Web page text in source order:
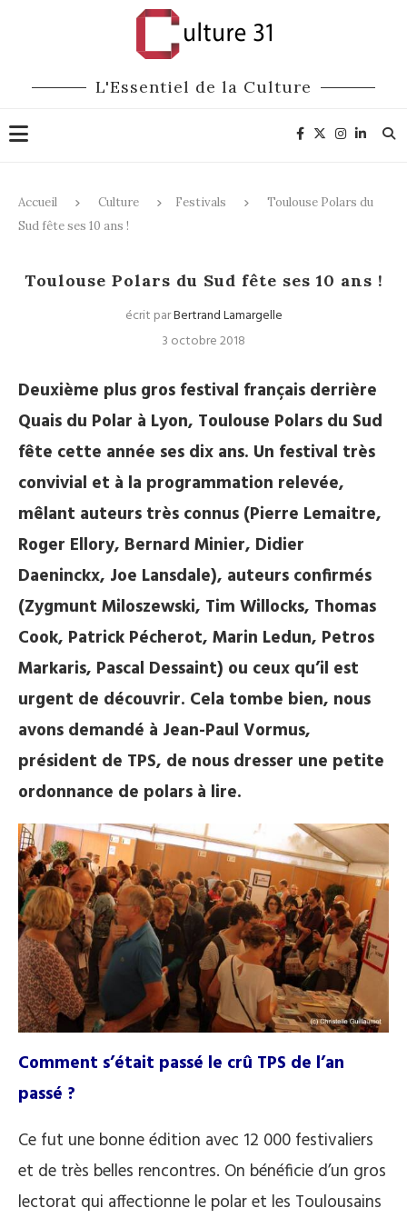
L'Essentiel de la Culture
Accueil Culture Festivals
Toulouse Polars du
Sud fête ses 10 ans !
Littérature
Toulouse Polars du Sud fête ses 10 ans !
écrit parBertrand Lamargelle
3 octobre 2018
Deuxième plus gros festival français derrière
Quais du Polar à Lyon, Toulouse Polars du Sud
fête cette année ses dix ans. Un festival très
convivial et à la programmation relevée,
mêlant auteurs très connus (Pierre Lemaitre,
Roger Ellory, Bernard Minier, Didier
Daeninckx, Joe Lansdale), auteurs confirmés
(Zygmunt Miloszewski, Tim Willocks, Thomas
Cook, Patrick Pécherot, Marin Ledun, Petros
Markaris, Pascal Dessaint) ou ceux qu’il est
urgent de découvrir. Cela tombe bien, nous
avons demandé à Jean-Paul Vormus,
président de TPS, de nous dresser une petite
ordonnance de polars à lire.
Comment s’était passé le crû TPS de l’an
passé ?
Ce fut une bonne édition avec 12 000 festivaliers
et de très belles rencontres. On bénéficie d’un gros
lectorat qui affectionne le polar et les Toulousains